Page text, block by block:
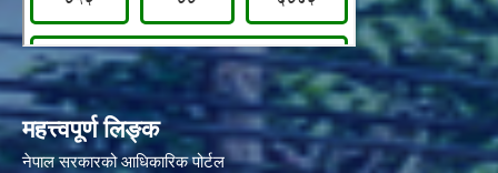
महत्त्वपूर्ण लिङ्क
नेपाल सरकारको आधिकारिक पोर्टल